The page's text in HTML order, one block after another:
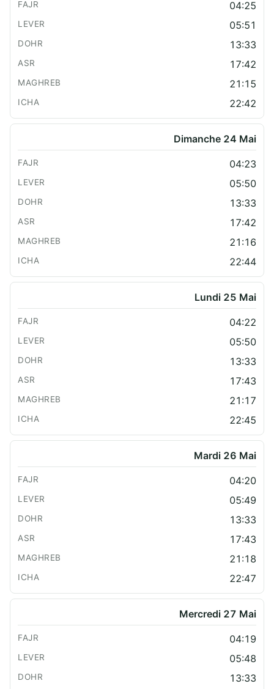
04:25
05:51
13:33
17:42
21:15
22:42
Dimanche 24 Mai
04:23
05:50
13:33
17:42
21:16
22:44
Lundi 25 Mai
04:22
05:50
13:33
17:43
21:17
22:45
Mardi 26 Mai
04:20
05:49
13:33
17:43
21:18
22:47
Mercredi 27 Mai
04:19
05:48
13:33